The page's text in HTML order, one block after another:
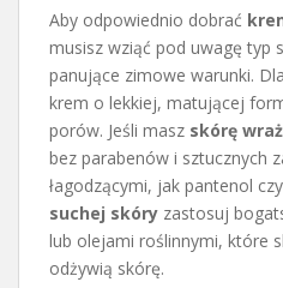
Aby odpowiednio dobrać
musisz wziąć pod uwagę typ
panujące zimowe warunki.
krem o lekkiej, matującej
porów. Jeśli masz skórę
bez parabenów i sztucznych
łagodzącymi, jak pantenol
suchej skóry zastosuj
lub olejami roślinnymi, które
odżywią skórę.